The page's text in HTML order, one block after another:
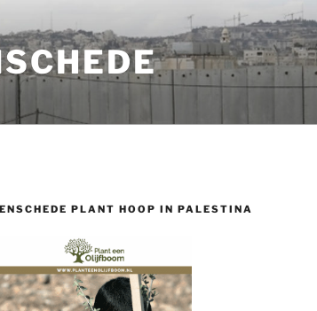
ENSCHEDE PLANT HOOP IN PALESTINA